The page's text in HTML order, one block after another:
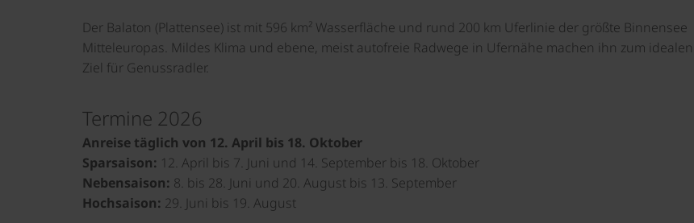
Der Balaton (Plattensee) ist mit 596 km² Wasserfläche und rund 200 km Uferlinie der größte Binnensee
Mitteleuropas. Mildes Klima und ebene, meist autofreie Radwege in Ufernähe machen ihn zum idealen
Ziel für Genussradler.
Termine 2026
Anreise täglich von 12. April bis 18. Oktober
Sparsaison: 12. April bis 7. Juni und 14. September bis 18. Oktober
Nebensaison: 8. bis 28. Juni und 20. August bis 13. September
Hochsaison: 29. Juni bis 19. August